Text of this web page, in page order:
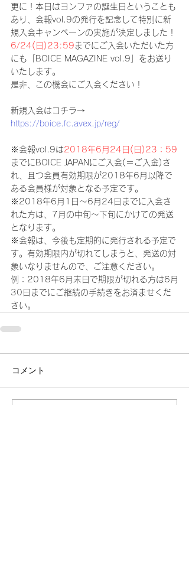
更に！本日はヨンファの誕生日ということも
あり、会報vol.9の発行を記念して特別に新
規入会キャンペーンの実施が決定しました！
6/24(日)23:59 までにご入会いただいた方
にも「BOICE MAGAZINE vol.9」をお送り
いたします。
是非、この機会にご入会ください！
新規入会はコチラ→
https://boice.fc.avex.jp/reg/
※会報vol.9は2018年6月24日(日)23：59
までにBOICE JAPANにご入会(＝ご入金)さ
れ、且つ会員有効期限が2018年6月以降で
ある会員様が対象となる予定です。
※2018年6月1日～6月24日までに入会さ
れた方は、7月の中旬～下旬にかけての発送
となります。
※会報は、今後も定期的に発行される予定で
す。有効期限内が切れてしまうと、発送の対
象いなりませんので、ご注意ください。
例：2018年6月末日で期限が切れる方は6月
30日までにご継続の手続きをお済ませくだ
さい。
コメント